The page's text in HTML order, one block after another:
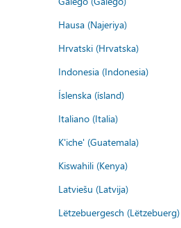
Hausa (Najeriya)
Hrvatski (Hrvatska)
Indonesia (Indonesia)
Íslenska (ísland)
Italiano (Italia)
K'iche' (Guatemala)
Kiswahili (Kenya)
Latviešu (Latvija)
Lëtzebuergesch (Lëtzebuerg)